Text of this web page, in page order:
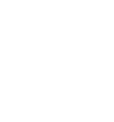
| صور
إلى
خاصة |